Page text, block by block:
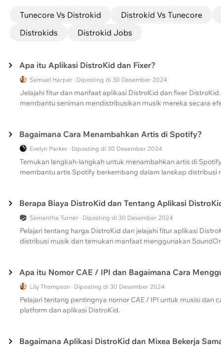
Tunecore Vs Distrokid
Distrokid Vs Tunecore
Distrokids
Distrokid Jobs
Apa itu Aplikasi DistroKid dan Fixer?
Samuel Harper · Diposting di 30 Desember 2024
Jelajahi fitur dan manfaat aplikasi DistroKid dan fixer
membantu seniman mendistribusikan musik mereka secara
Bagaimana Cara Menambahkan Artis di Spotify?
Evelyn Parker · Diposting di 30 Desember 2024
Temukan langkah-langkah untuk menambahkan artis di
membantu artis Spotify berkembang dalam lanskap distribusi
Berapa Biaya DistroKid dan Tentang Aplikasi
Samantha Turner · Diposting di 30 Desember 2024
Pelajari tentang harga DistroKid dan jelajahi fitur aplikasi
distribusi musik dan temukan manfaat menggunakan
Apa itu Nomor CAE / IPI dan Bagaimana Cara
Lily Thompson · Diposting di 30 Desember 2024
Pelajari tentang pentingnya nomor CAE / IPI untuk musisi dan
platform dan aplikasi DistroKid.
Bagaimana Aplikasi DistroKid dan Mixea Bekerja